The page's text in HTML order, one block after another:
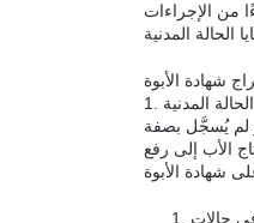
من الإجراءات
شهادة الأبوة
المدنية
لم يُسجَّل بصفة
الأب إلى رفع
حالات